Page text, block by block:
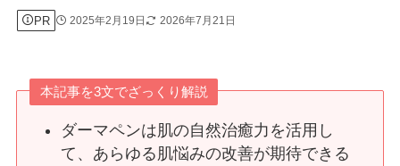
PR 2025年2月19日 2026年7月21日
本記事を3文でざっくり解説
ダーマペンは肌の自然治癒力を活用し
て、あらゆる肌悩みの改善が期待できる